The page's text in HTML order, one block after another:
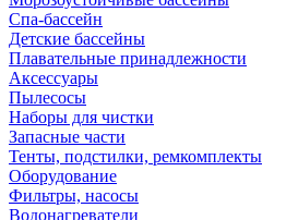
Спа-бассейн
Детские бассейны
Плавательные принадлежности
Аксессуары
Пылесосы
Наборы для чистки
Запасные части
Тенты, подстилки, ремкомплекты
Оборудование
Фильтры, насосы
Водонагреватели